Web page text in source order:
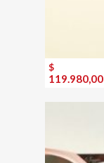
$
119.980,00